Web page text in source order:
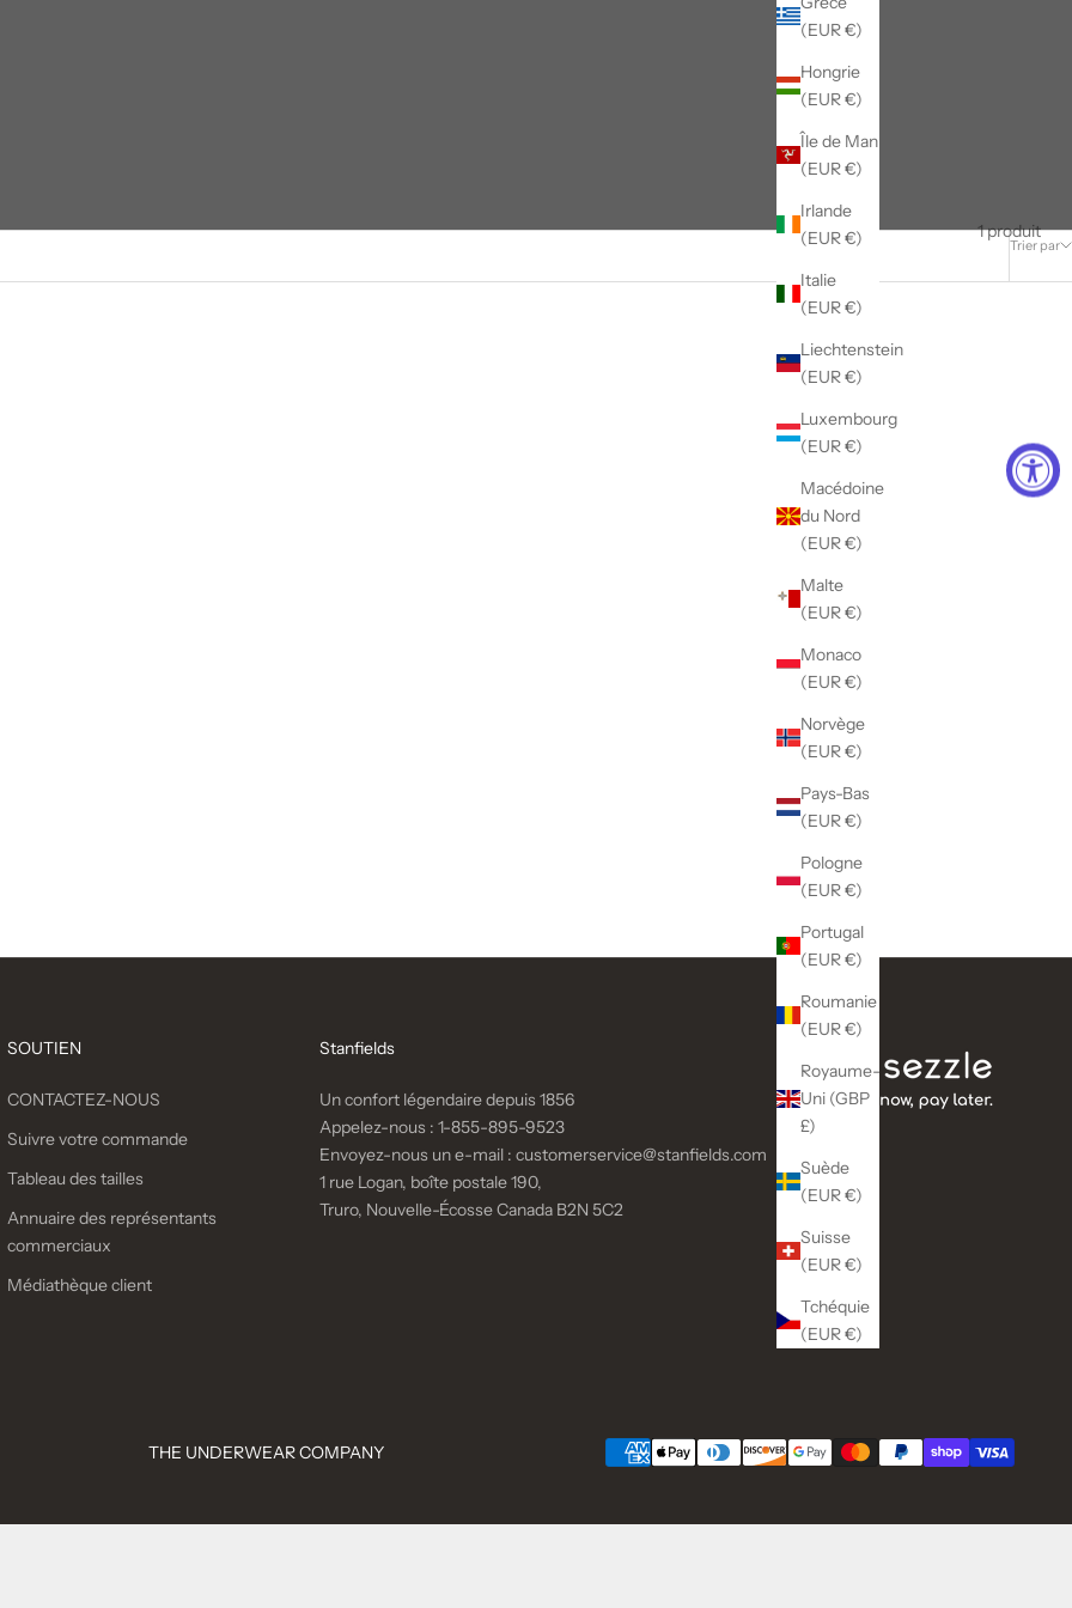
(EUR €)
Hongrie
(EUR €)
Île de Man
(EUR €)
Irlande
(EUR €)
Italie
(EUR €)
Liechtenstein
(EUR €)
Luxembourg
(EUR €)
Macédoine
du Nord
(EUR €)
Malte
(EUR €)
Monaco
(EUR €)
Norvège
(EUR €)
Pays-Bas
(EUR €)
Pologne
(EUR €)
Portugal
(EUR €)
Roumanie
(EUR €)
Royaume-
Uni (GBP
£)
Suède
(EUR €)
Suisse
(EUR €)
Tchéquie
(EUR €)
Trier par
1 produit
SOUTIEN
CONTACTEZ-NOUS
Suivre votre commande
Tableau des tailles
Annuaire des représentants
commerciaux
Médiathèque client
Stanfields
Un confort légendaire depuis 1856
Appelez-nous : 1-855-895-9523
Envoyez-nous un e-mail : customerservice@stanfields.com
1 rue Logan, boîte postale 190,
Truro, Nouvelle-Écosse Canada B2N 5C2
THE UNDERWEAR COMPANY